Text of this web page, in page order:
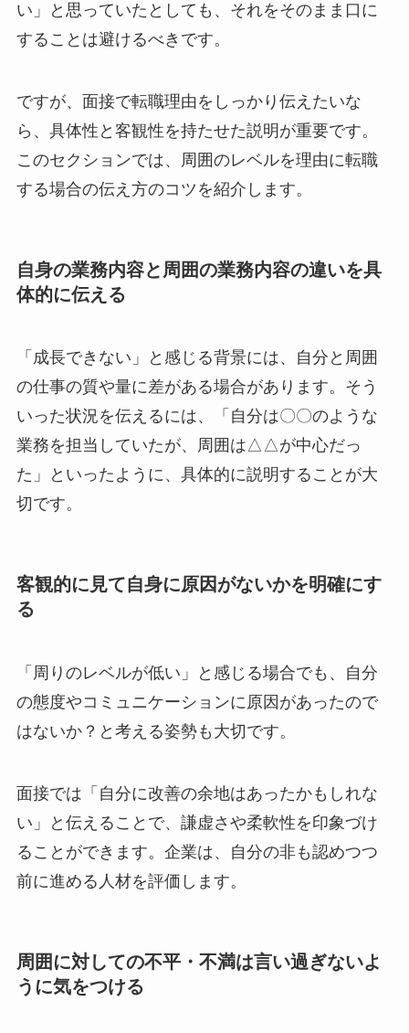
い」と思っていたとしても、それをそのまま口に
することは避けるべきです。
ですが、面接で転職理由をしっかり伝えたいな
ら、具体性と客観性を持たせた説明が重要です。
このセクションでは、周囲のレベルを理由に転職
する場合の伝え方のコツを紹介します。
自身の業務内容と周囲の業務内容の違いを具
体的に伝える
「成長できない」と感じる背景には、自分と周囲
の仕事の質や量に差がある場合があります。そう
いった状況を伝えるには、「自分は〇〇のような
業務を担当していたが、周囲は△△が中心だっ
た」といったように、具体的に説明することが大
切です。
客観的に見て自身に原因がないかを明確にす
る
「周りのレベルが低い」と感じる場合でも、自分
の態度やコミュニケーションに原因があったので
はないか？と考える姿勢も大切です。
面接では「自分に改善の余地はあったかもしれな
い」と伝えることで、謙虚さや柔軟性を印象づけ
ることができます。企業は、自分の非も認めつつ
前に進める人材を評価します。
周囲に対しての不平・不満は言い過ぎないよ
うに気をつける